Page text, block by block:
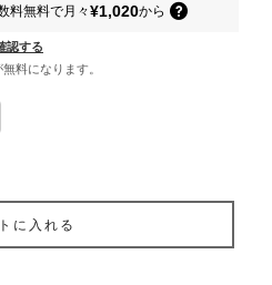
料無料で月々¥1,020から
認する
料になります。
に入れる